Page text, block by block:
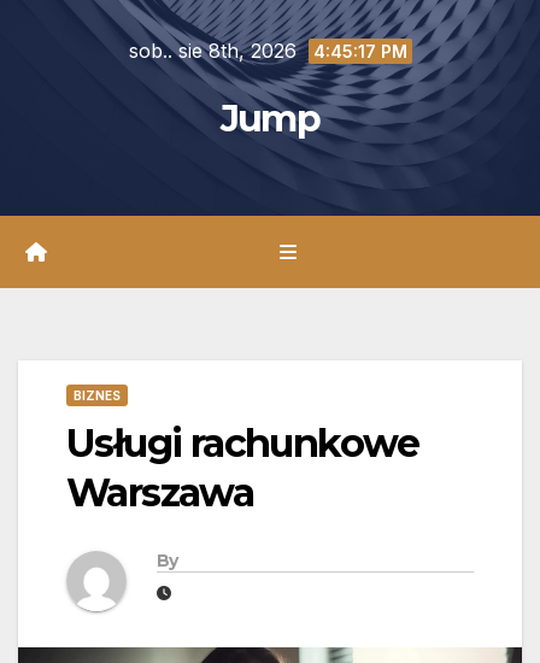
sob.. sie 8th, 2026 4:45:19 PM
Jump
BIZNES
Usługi rachunkowe
Warszawa
By